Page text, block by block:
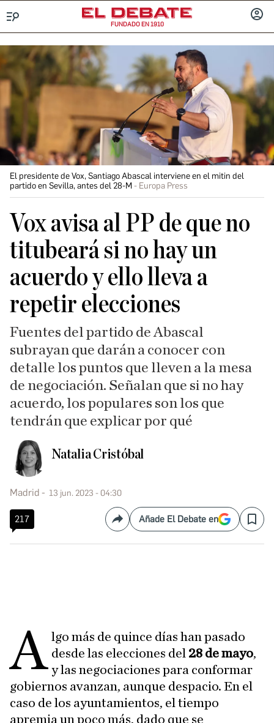
FUNDADO EN 1910
El presidente de Vox, Santiago Abascal interviene en el mitin del
partido en Sevilla, antes del 28-M
Europa Press
Vox avisa al PP de que no
titubeará si no hay un
acuerdo y ello lleva a
repetir elecciones
Fuentes del partido de Abascal
subrayan que darán a conocer con
detalle los puntos que lleven a la mesa
de negociación. Señalan que si no hay
acuerdo, los populares son los que
tendrán que explicar por qué
Natalia Cristóbal
Madrid 13 jun. 2023 - 04:30
217 CompartirAñade El Debate en Save
A lgo más de quince días han pasado
desde las elecciones del 28 de mayo,
y las negociaciones para conformar
gobiernos avanzan, aunque despacio. En el
caso de los ayuntamientos, el tiempo
apremia un poco más, dado que se